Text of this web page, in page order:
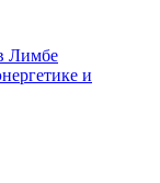
Лимбе
и